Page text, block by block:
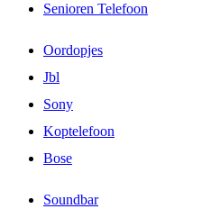
Senioren Telefoon
Oordopjes
Jbl
Sony
Koptelefoon
Bose
Soundbar